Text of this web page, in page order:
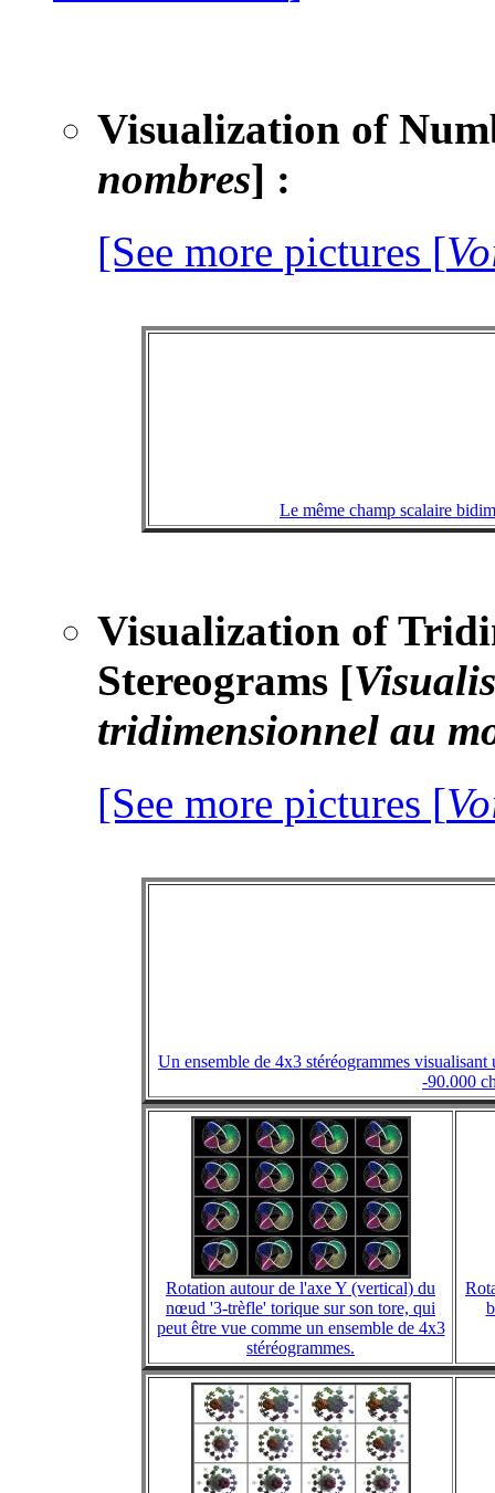
Visualization of
nombres] :
[See more pictures [
Le même champ scalaire
Visualization of
Stereograms [
tridimensionnel au
[See more pictures [
Un ensemble de 4x3 stéréogrammes
-90.000
Rotation autour de l'axe Y (vertical) du
nœud '3-trèfle' torique sur son tore, qui
peut être vue comme un ensemble de 4x3
stéréogrammes.